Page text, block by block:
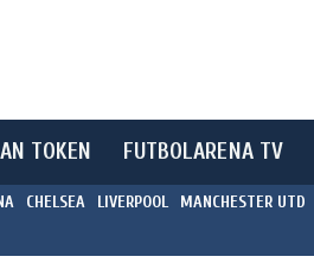
TOKEN FUTBOLARENA TV
CHELSEA LIVERPOOL MANCHESTER UTD